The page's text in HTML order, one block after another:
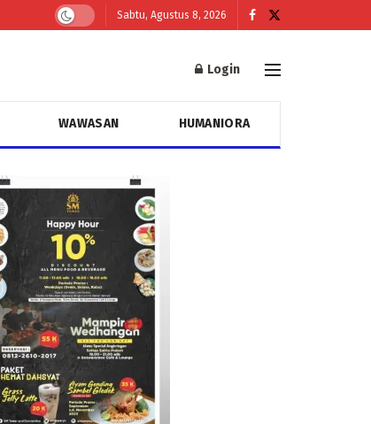
Sabtu, Agustus 8, 2026
Login
WAWASAN HUMANIORA